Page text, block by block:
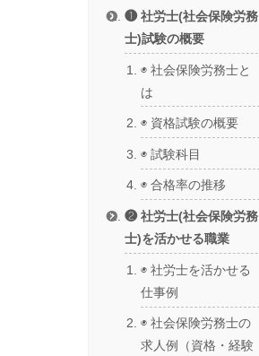
❶ 社労士(社会保険労務
士)試験の概要
◉ 社会保険労務士と
は
◉ 資格試験の概要
◉ 試験科目
◉ 合格率の推移
❷ 社労士(社会保険労務
士)を活かせる職業
◉ 社労士を活かせる
仕事例
◉ 社会保険労務士の
求人例（資格・経験